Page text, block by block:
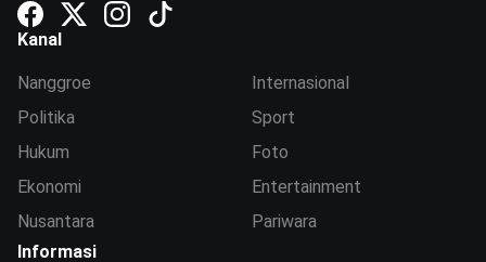
Kanal
Nanggroe
Politika
Hukum
Ekonomi
Nusantara
Internasional
Sport
Foto
Entertainment
Pariwara
Informasi